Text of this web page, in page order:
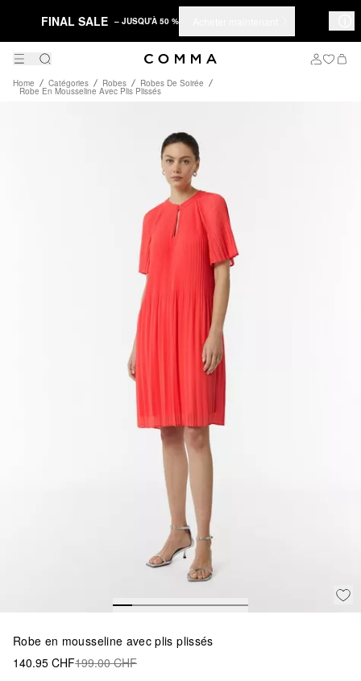
FINAL SALE – JUSQU'À 50 %
Home Catégories Robes Robes De Soirée
Robe En Mousseline Avec Plis Plissés
Robe en mousseline avec plis plissés
140.95 CHF199.00 CHF